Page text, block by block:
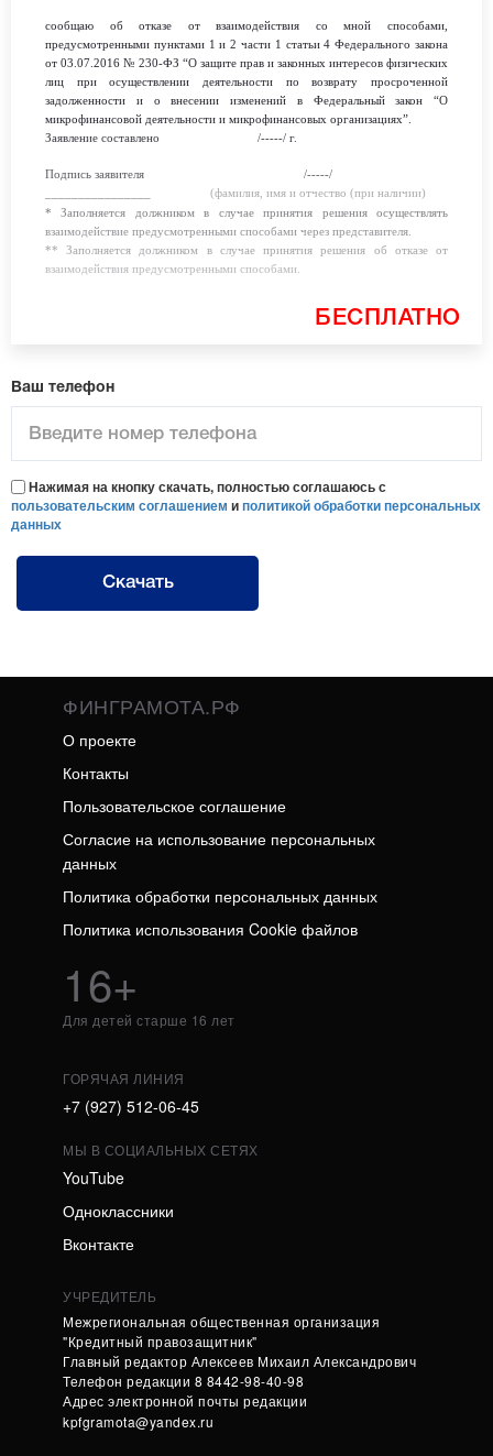
сообщаю об отказе от взаимодействия со мной способами,
предусмотренными пунктами 1 и 2 части 1 статьи 4 Федерального закона
от 03.07.2016 № 230-ФЗ “О защите прав и законных интересов физических
лиц при осуществлении деятельности по возврату просроченной
задолженности и о внесении изменений в Федеральный закон “О
микрофинансовой деятельности и микрофинансовых организациях”.
Заявление составлено
/-----/ г.
Подпись заявителя
/-----/
(фамилия, имя и отчество (при наличии)
* Заполняется должником в случае принятия решения осуществлять
взаимодействие предусмотренными способами через представителя.
** Заполняется должником в случае принятия решения об отказе от
взаимодействия предусмотренными способами.
БЕСПЛАТНО
Ваш телефон
Нажимая на кнопку скачать, полностью соглашаюсь с
пользовательским соглашением иполитикой обработки персональных
данных
Скачать
ФИНГРАМОТА.РФ
О проекте
Контакты
Пользовательское соглашение
Согласие на использование персональных
данных
Политика обработки персональных данных
Политика использования Cookie файлов
16+
Для детей старше 16 лет
ГОРЯЧАЯ ЛИНИЯ
+7 (927) 512-06-45
МЫ В СОЦИАЛЬНЫХ СЕТЯХ
YouTube
Одноклассники
Вконтакте
УЧРЕДИТЕЛЬ
Межрегиональная общественная организация
"Кредитный правозащитник"
Главный редактор Алексеев Михаил Александрович
Телефон редакции 8 8442-98-40-98
Адрес электронной почты редакции
kpfgramota@yandex.ru